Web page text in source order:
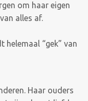
om haar eigen
alles af.
helemaal “gek” van
Haar ouders